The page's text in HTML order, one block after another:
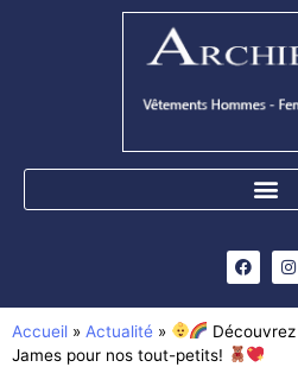
Accueil » Actualité »
James pour nos tout-petits!